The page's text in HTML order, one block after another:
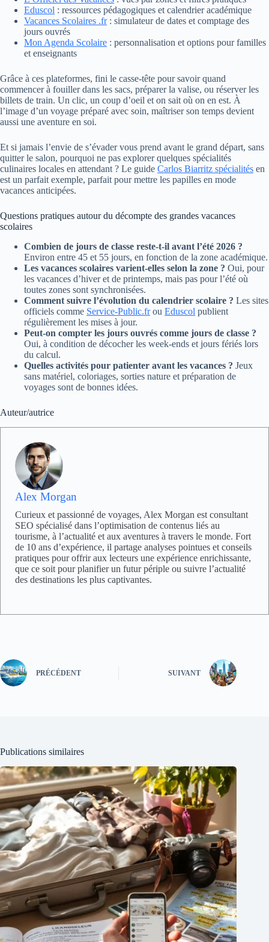
Eduscol : ressources pédagogiques et calendrier académique
Vacances Scolaires .fr: simulateur de dates et comptage des
jours ouvrés
Mon Agenda Scolaire : personnalisation et options pour familles
et enseignants
Grâce à ces plateformes, fini le casse-tête pour savoir quand
commencer à fouiller dans les sacs, préparer la valise, ou réserver les
billets de train. Un clic, un coup d’oeil et on sait où on en est. À
l’image d’un voyage préparé avec soin, maîtriser son temps devient
aussi une aventure en soi.
Et si jamais l’envie de s’évader vous prend avant le grand départ, sans
quitter le salon, pourquoi ne pas explorer quelques spécialités
culinaires locales en attendant ? Le guide Carlos Biarritz spécialités en
est un parfait exemple, parfait pour mettre les papilles en mode
vacances anticipées.
Questions pratiques autour du décompte des grandes vacances
scolaires
Combien de jours de classe reste-t-il avant l’été 2026 ?
Environ entre 45 et 55 jours, en fonction de la zone académique.
Les vacances scolaires varient-elles selon la zone ? Oui, pour
les vacances d’hiver et de printemps, mais pas pour l’été où
toutes zones sont synchronisées.
Comment suivre l’évolution du calendrier scolaire ? Les sites
officiels comme Service-Public.frou Eduscol publient
régulièrement les mises à jour.
Peut-on compter les jours ouvrés comme jours de classe ?
Oui, à condition de décocher les week-ends et jours fériés lors
du calcul.
Quelles activités pour patienter avant les vacances ? Jeux
sans matériel, coloriages, sorties nature et préparation de
voyages sont de bonnes idées.
Auteur/autrice
Alex Morgan
Curieux et passionné de voyages, Alex Morgan est consultant
SEO spécialisé dans l’optimisation de contenus liés au
tourisme, à l’actualité et aux aventures à travers le monde. Fort
de 10 ans d’expérience, il partage analyses pointues et conseils
pratiques pour offrir aux lecteurs une expérience enrichissante,
que ce soit pour planifier un futur périple ou suivre l’actualité
des destinations les plus captivantes.
PRÉCÉDENT SUIVANT
Publications similaires